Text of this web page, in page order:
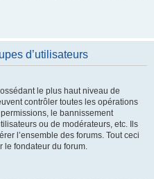
d’utilisateurs
le plus haut niveau de
contrôler toutes les opérations
le bannissement
ou de modérateurs, etc. Ils
l’ensemble des forums. Tout ceci
le fondateur du forum.